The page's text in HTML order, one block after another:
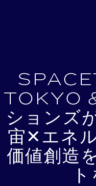
TOKYO
ションズ
宙✕エネ
価値創造